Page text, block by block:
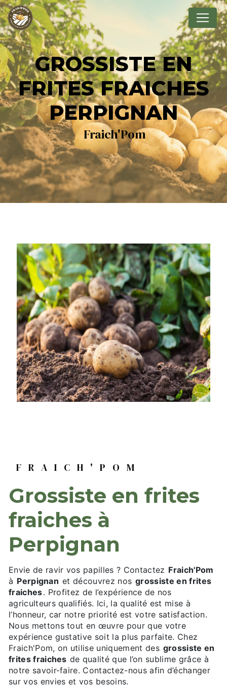
GROSSISTE EN
FRITES FRAICHES
PERPIGNAN
Fraich'Pom
FRAICH'POM
grossiste en frites
fraiches à
Perpignan
Envie de ravir vos papilles ? Contactez Fraich'Pom
à Perpignan et découvrez nos grossiste en frites
fraiches. Profitez de l’expérience de nos
agriculteurs qualifiés. Ici, la qualité est mise à
l’honneur, car notre priorité est votre satisfaction.
Nous mettons tout en œuvre pour que votre
expérience gustative soit la plus parfaite. Chez
Fraich'Pom, on utilise uniquement des grossiste en
frites fraiches de qualité que l’on sublime grâce à
notre savoir-faire. Contactez-nous afin d’échanger
sur vos envies et vos besoins.
Panneau de gestion des cookies